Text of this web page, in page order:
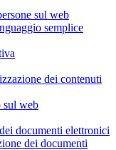
sul web
semplice
dei contenuti
sul web
documenti elettronici
dei documenti